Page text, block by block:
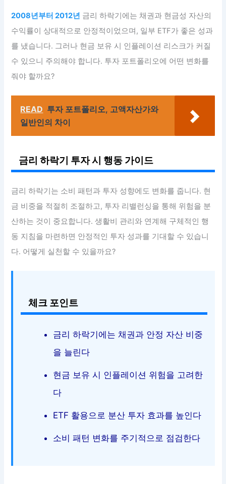
2008년부터 2012년 금리 하락기에는 채권과 현금성 자산의
수익률이 상대적으로 안정적이었으며, 일부 ETF가 좋은 성과
를 냈습니다. 그러나 현금 보유 시 인플레이션 리스크가 커질
수 있으니 주의해야 합니다. 투자 포트폴리오에 어떤 변화를
줘야 할까요?
READ 투자 포트폴리오, 고액자산가와
일반인의 차이
금리 하락기 투자 시 행동 가이드
금리 하락기는 소비 패턴과 투자 성향에도 변화를 줍니다. 현
금 비중을 적절히 조절하고, 투자 리밸런싱을 통해 위험을 분
산하는 것이 중요합니다. 생활비 관리와 연계해 구체적인 행
동 지침을 마련하면 안정적인 투자 성과를 기대할 수 있습니
다. 어떻게 실천할 수 있을까요?
체크 포인트
금리 하락기에는 채권과 안정 자산 비중
을 늘린다
현금 보유 시 인플레이션 위험을 고려한
다
ETF 활용으로 분산 투자 효과를 높인다
소비 패턴 변화를 주기적으로 점검한다